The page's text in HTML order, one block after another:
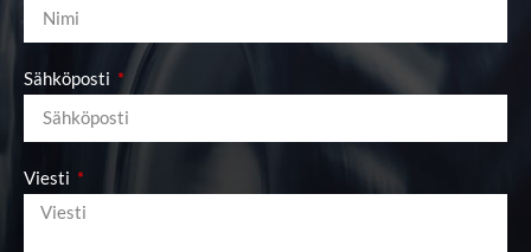
Sähköposti
Viesti